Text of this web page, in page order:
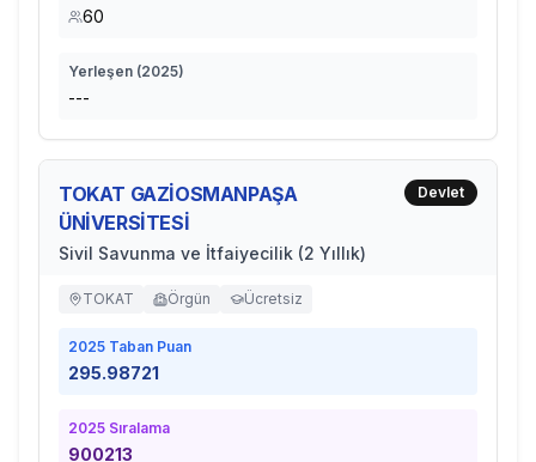
60
Yerleşen (2025)
---
TOKAT GAZİOSMANPAŞA
ÜNİVERSİTESİ
Sivil Savunma ve İtfaiyecilik (2 Yıllık)
Devlet
TOKAT Örgün Ücretsiz
2025 Taban Puan
295.98721
2025 Sıralama
900213